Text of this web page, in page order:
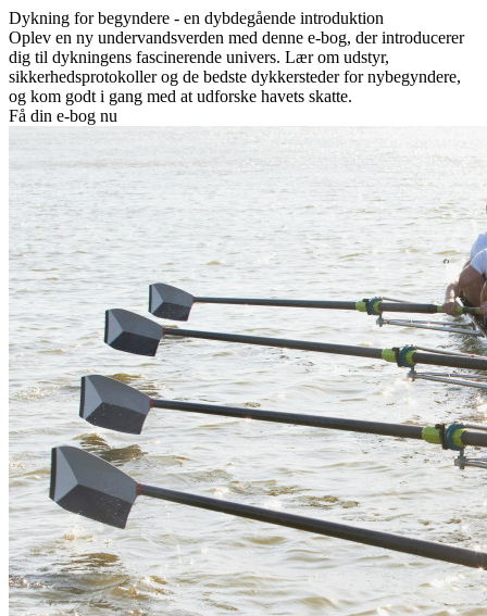
Dykning for begyndere - en dybdegående introduktion
Oplev en ny undervandsverden med denne e-bog, der introducerer
dig til dykningens fascinerende univers. Lær om udstyr,
sikkerhedsprotokoller og de bedste dykkersteder for nybegyndere,
og kom godt i gang med at udforske havets skatte.
Få din e-bog nu